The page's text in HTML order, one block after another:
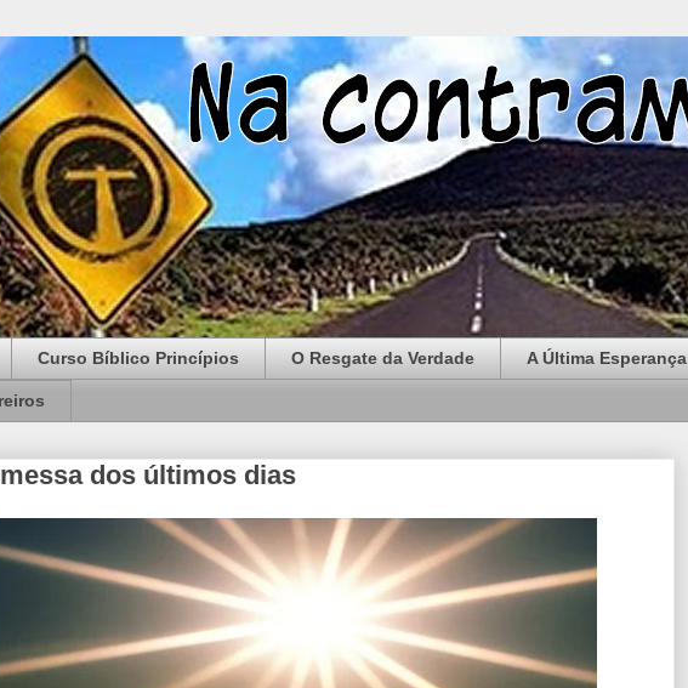
Curso Bíblico Princípios O Resgate da Verdade A Última Esperança
dos últimos dias